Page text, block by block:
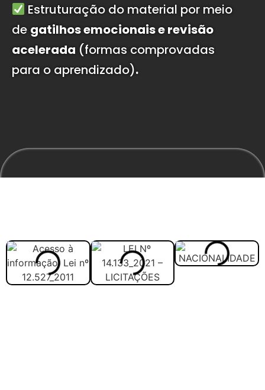
Estruturação do material por meio
de gatilhos emocionais e revisão
acelerada (formas comprovadas
para o aprendizado).
Veja abaixo como vai ser